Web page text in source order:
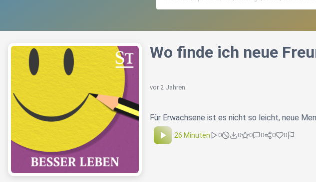
Wo finde ich neue
vor 2 Jahren
Für Erwachsene ist es nicht so leicht, neue
26 Minuten 0 0 0 0 0 0